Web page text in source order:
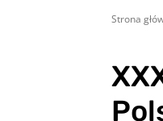
Strona